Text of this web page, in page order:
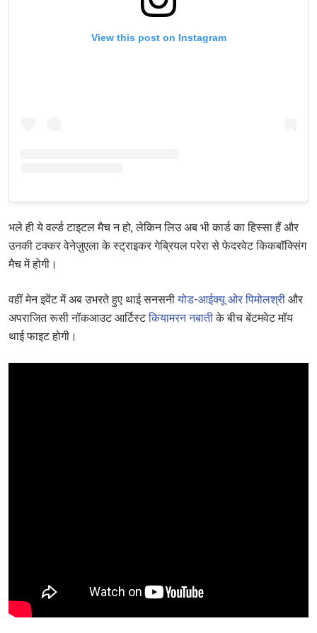
View this post on Instagram
भले ही ये वर्ल्ड टाइटल मैच न हो, लेकिन लिउ अब भी कार्ड का हिस्सा हैं और
उनकी टक्कर वेनेज़ुएला के स्ट्राइकर गेब्रियल परेरा से फेदरवेट किकबॉक्सिंग
मैच में होगी।
वहीं मेन इवेंट में अब उभरते हुए थाई सनसनीयोड-आईक्यू ओर पिमोलश्री और
अपराजित रूसी नॉकआउट आर्टिस्टकियामरन नबातीके बीच बेंटमवेट मॉय
थाई फाइट होगी।